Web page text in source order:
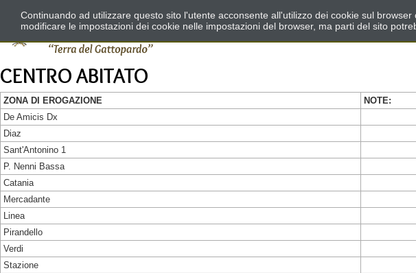
CENTRO ABITATO
ZONA DI EROGAZIONE NOTE:
De Amicis Dx
Diaz
Sant'Antonino 1
P. Nenni Bassa
Catania
Mercadante
Linea
Pirandello
Verdi
Stazione
Continuando ad utilizzare questo sito l'utente acconsente all'utilizzo dei cookie sul
modificare le impostazioni dei cookie nelle impostazioni del browser, ma parti del sito